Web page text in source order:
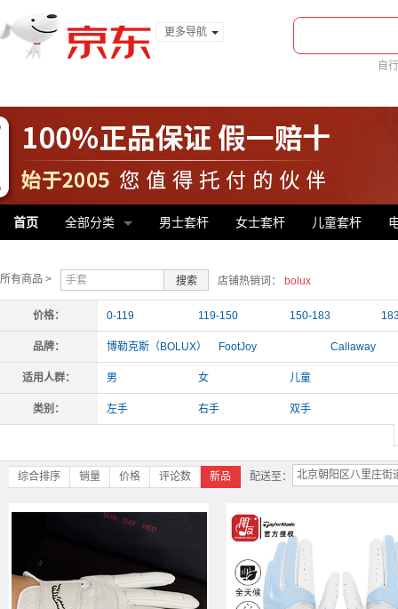
更多导航
自
首页 全部分类 男士套杆 女士套杆 儿童套杆
所有商品 > 搜索 店铺热销词： bolux
价格： 0-119 119-150 150-183
品牌： 博勒克斯（BOLUX） FootJoy Callaway
SRIXON
适用人群： 男 女 儿童
类别： 左手 右手 双手
综合排序 销量 价格 评论数 新品 配送至： 北京朝阳区八里庄街